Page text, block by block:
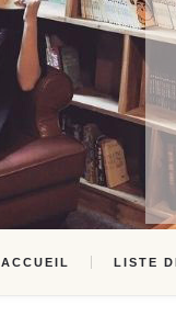
ACCUEIL LISTE